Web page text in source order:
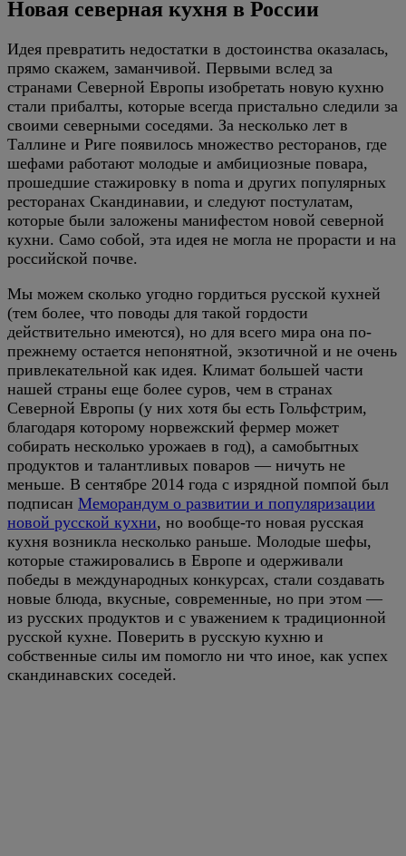
Новая северная кухня в России
Идея превратить недостатки в достоинства оказалась,
прямо скажем, заманчивой. Первыми вслед за
странами Северной Европы изобретать новую кухню
стали прибалты, которые всегда пристально следили за
своими северными соседями. За несколько лет в
Таллине и Риге появилось множество ресторанов, где
шефами работают молодые и амбициозные повара,
прошедшие стажировку в noma и других популярных
ресторанах Скандинавии, и следуют постулатам,
которые были заложены манифестом новой северной
кухни. Само собой, эта идея не могла не прорасти и на
российской почве.
Мы можем сколько угодно гордиться русской кухней
(тем более, что поводы для такой гордости
действительно имеются), но для всего мира она по-
прежнему остается непонятной, экзотичной и не очень
привлекательной как идея. Климат большей части
нашей страны еще более суров, чем в странах
Северной Европы (у них хотя бы есть Гольфстрим,
благодаря которому норвежский фермер может
собирать несколько урожаев в год), а самобытных
продуктов и талантливых поваров — ничуть не
меньше. В сентябре 2014 года с изрядной помпой был
подписан Меморандум о развитии и популяризации
новой русской кухни, но вообще-то новая русская
кухня возникла несколько раньше. Молодые шефы,
которые стажировались в Европе и одерживали
победы в международных конкурсах, стали создавать
новые блюда, вкусные, современные, но при этом —
из русских продуктов и с уважением к традиционной
русской кухне. Поверить в русскую кухню и
собственные силы им помогло ни что иное, как успех
скандинавских соседей.